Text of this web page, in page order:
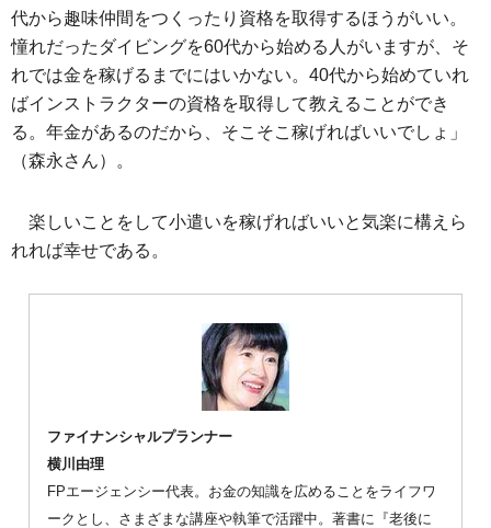
代から趣味仲間をつくったり資格を取得するほうがいい。
憧れだったダイビングを60代から始める人がいますが、そ
れでは金を稼げるまでにはいかない。40代から始めていれ
ばインストラクターの資格を取得して教えることができ
る。年金があるのだから、そこそこ稼げればいいでしょ」
（森永さん）。
楽しいことをして小遣いを稼げればいいと気楽に構えら
れれば幸せである。
ファイナンシャルプランナー
横川由理
FPエージェンシー代表。お金の知識を広めることをライフワ
ークとし、さまざまな講座や執筆で活躍中。著書に『老後に